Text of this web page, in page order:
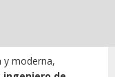
y moderna,